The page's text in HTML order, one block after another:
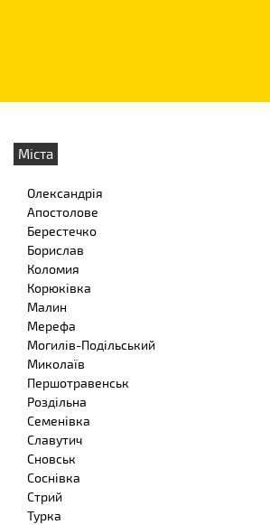
Міста
Олександрія
Апостолове
Берестечко
Борислав
Коломия
Корюківка
Малин
Мерефа
Могилів-Подільський
Миколаїв
Першотравенськ
Роздільна
Семенівка
Славутич
Сновськ
Соснівка
Стрий
Турка